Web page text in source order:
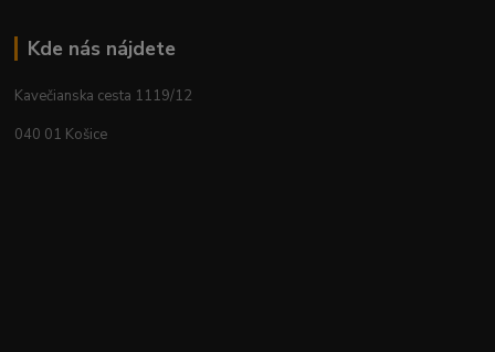
Kde nás nájdete
Kavečianska cesta 1119/12
040 01 Košice